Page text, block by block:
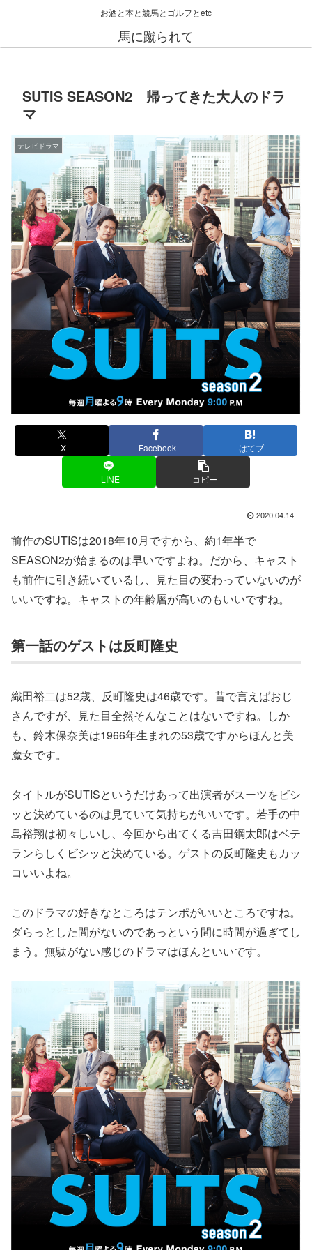
お酒と本と競馬とゴルフとetc
馬に蹴られて
SUTIS SEASON2 帰ってきた大人のドラ
マ
テレビドラマ
X Facebook はてブ
LINE コピー
2020.04.14
前作のSUTISは2018年10月ですから、約1年半で
SEASON2が始まるのは早いですよね。だから、キャスト
も前作に引き続いているし、見た目の変わっていないのが
いいですね。キャストの年齢層が高いのもいいですね。
第一話のゲストは反町隆史
織田裕二は52歳、反町隆史は46歳です。昔で言えばおじ
さんですが、見た目全然そんなことはないですね。しか
も、鈴木保奈美は1966年生まれの53歳ですからほんと美
魔女です。
タイトルがSUTISというだけあって出演者がスーツをビシ
ッと決めているのは見ていて気持ちがいいです。若手の中
島裕翔は初々しいし、今回から出てくる吉田鋼太郎はベテ
ランらしくビシッと決めている。ゲストの反町隆史もカッ
コいいよね。
このドラマの好きなところはテンポがいいところですね。
ダらっとした間がないのであっという間に時間が過ぎてし
まう。無駄がない感じのドラマはほんといいです。